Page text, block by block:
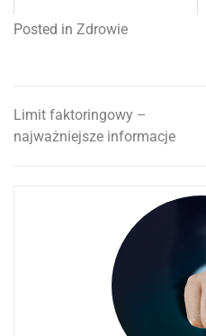
Posted in Zdrowie
Nawigacja
wpisu
Limit faktoringowy –
najważniejsze informacje